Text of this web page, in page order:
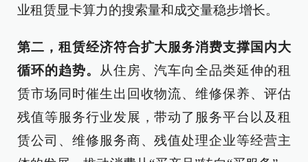
业租赁显卡算力的搜索量和成交量稳步增长。
第二，租赁经济符合扩大服务消费支撑国内大
循环的趋势。
从住房、汽车向全品类延伸的租
赁市场同时催生出回收物流、维修保养、评估
残值等服务行业发展，带动了服务平台以及租
赁公司、维修服务商、残值处理企业等经营主